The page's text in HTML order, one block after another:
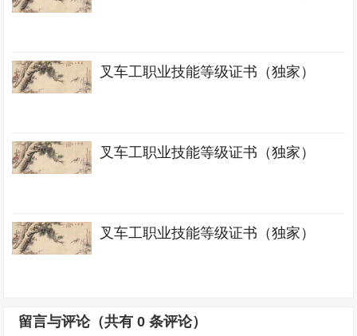
叉车工职业技能等级证书（独家）
叉车工职业技能等级证书（独家）
叉车工职业技能等级证书（独家）
留言与评论（共有0 条评论）